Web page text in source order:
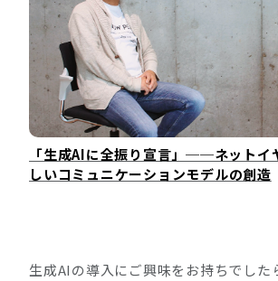
「生成AIに全振り宣言」──ネットイ
しいコミュニケーションモデルの創造
生成AIの導入にご興味をお持ちでした